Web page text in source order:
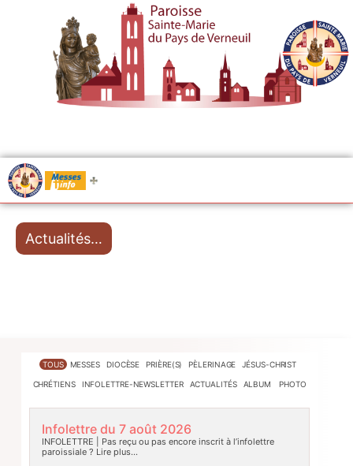
Messes
Actualités…
TOUS MESSES DIOCÈSE PRIÈRE(S) PÈLERINAGE JÉSUS-CHRIST
CHRÉTIENS INFOLETTRE-NEWSLETTER ACTUALITÉS ALBUM PHOTO
Infolettre du 7 août 2026
INFOLETTRE | Pas reçu ou pas encore inscrit à l’infolettre
paroissiale ? Lire plus…